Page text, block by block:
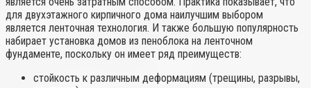
для двухэтажного кирпичного дома наилучшим выбором
является ленточная технология. И также большую популярность
набирает установка домов из пеноблока на ленточном
фундаменте, поскольку он имеет ряд преимуществ:
стойкость к различным деформациям (трещины, разрывы,